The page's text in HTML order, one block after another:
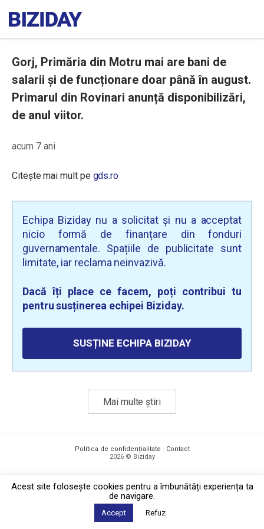
Gorj, Primăria din Motru mai are bani de
salarii și de funcționare doar până în august.
Primarul din Rovinari anunță disponibilizări,
de anul viitor.
acum 7 ani
Citește mai mult pe gds.ro
Echipa Biziday nu a solicitat și nu a acceptat
nicio formă de finanțare din fonduri
guvernamentale. Spațiile de publicitate sunt
limitate, iar reclama neinvazivă.
Dacă îți place ce facem, poți contribui tu
pentru susținerea echipei Biziday.
SUSȚINE ECHIPA BIZIDAY
Mai multe știri
Politica de confidențialitate · Contact
2026 © Biziday
Acest site foloseşte cookies pentru a îmbunătăți experiența ta
de navigare.
Accept Refuz